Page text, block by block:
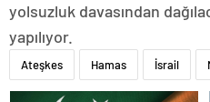
yolsuzluk davasından
yapılıyor.
Ateşkes Hamas İsrail